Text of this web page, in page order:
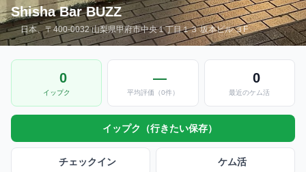
Shisha Bar BUZZ
日本、〒400-0032 山梨県甲府市中央１丁目１３ 坂本ビル ３F
0
イップク
—
平均評価（0件）
0
最近のケム活
イップク（行きたい保存）
チェックイン ケム活